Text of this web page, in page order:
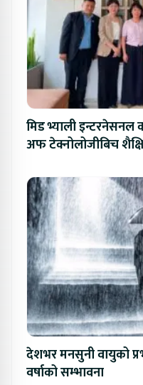
मिड भ्याली इन्टरनेसनल
अफ टेक्नोलोजीबिच
देशभर मनसुनी वायुको
वर्षाको सम्भावना